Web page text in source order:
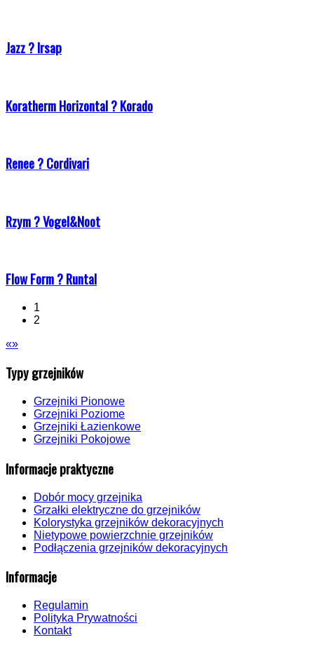
Jazz ? Irsap
Koratherm Horizontal ? Korado
Renee ? Cordivari
Rzym ? Vogel&Noot
Flow Form ? Runtal
1
2
«»
Typy grzejników
Grzejniki Pionowe
Grzejniki Poziome
Grzejniki Łazienkowe
Grzejniki Pokojowe
Informacje praktyczne
Dobór mocy grzejnika
Grzałki elektryczne do grzejników
Kolorystyka grzejników dekoracyjnych
Nietypowe powierzchnie grzejników
Podłączenia grzejników dekoracyjnych
Informacje
Regulamin
Polityka Prywatności
Kontakt